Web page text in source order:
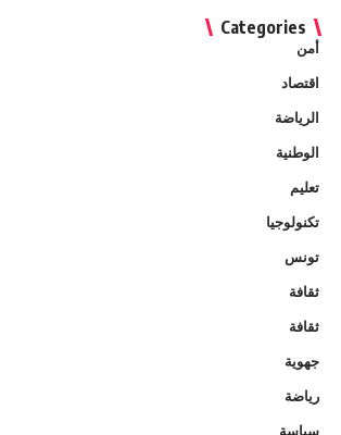
Categories
أمن
اقتصاد
الرياضة
الوطنية
تعليم
تكنولوجيا
تونس
ثقافة
ثقافة
جهوية
رياضة
سياسة